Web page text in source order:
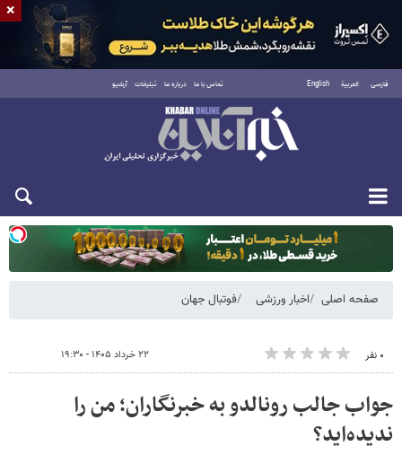
فارسی العربية English تماس با ما درباره ما تبلیغات آرشیو
یکشنبه ۱۸ مرداد ۱۴۰۵
صفحه اصلی اخبار ورزشی فوتبال جهان
۰ نفر ۲۲ خرداد ۱۴۰۵ - ۱۹:۳۰
جواب جالب رونالدو به خبرنگاران؛ من را
ندیده‌اید؟
×